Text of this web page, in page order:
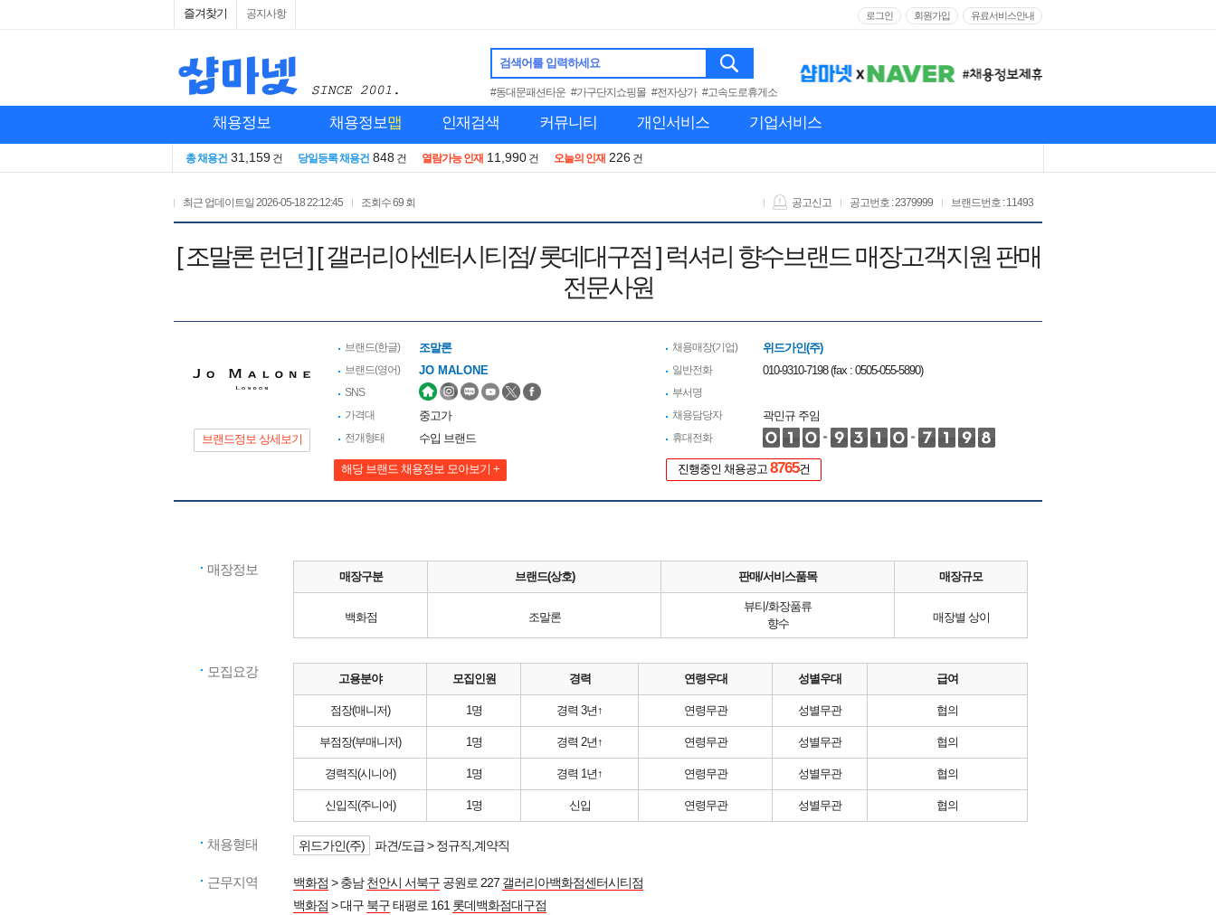
즐겨찾기 공지사항 로그인 회원가입 유료서비스안내
검색어를 입력하세요
#동대문패션타운 #가구단지쇼핑몰 #전자상가 #고속도로휴게소
채용정보 채용정보맵 인재검색 커뮤니티 개인서비스 기업서비스
총 채용건 31,159 건 당일등록 채용건 848 건 열람가능 인재 11,990 건 오늘의 인재 226 건
최근 업데이트일 2026-05-18 22:12:45 조회수69 회 브랜드번호 : 11493
공고번호 : 2379999
공고신고
[ 조말론 런던 ] [ 갤러리아센터시티점/ 롯데대구점 ] 럭셔리 향수브랜드 매장고객지원 판매
전문사원
브랜드정보 상세보기
브랜드(한글) 조말론
브랜드(영어) JO MALONE
SNS
가격대
중고가
전개형태 수입 브랜드
해당 브랜드 채용정보 모아보기 +
채용매장(기업) 위드가인(주)
일반전화 010-9310-7198 (fax : 0505-055-5890)
부서명
채용담당자
곽민규 주임
휴대전화
진행중인 채용공고 8765건
매장정보 매장구분 브랜드(상호) 판매/서비스품목 매장규모
백화점 조말론
뷰티/화장품류
향수
매장별 상이
모집요강 고용분야 모집인원 경력 연령우대 성별우대 급여
점장(매니저) 1명 경력 3년↑ 연령무관 성별무관 협의
부점장(부매니저) 1명 경력 2년↑ 연령무관 성별무관 협의
경력직(시니어) 1명 경력 1년↑ 연령무관 성별무관 협의
신입직(주니어) 1명 신입 연령무관 성별무관 협의
채용형태 위드가인(주) 파견/도급 > 정규직,계약직
근무지역 백화점 > 충남천안시 서북구 공원로 227 갤러리아백화점센터시티점
백화점 > 대구 북구태평로 161 롯데백화점대구점